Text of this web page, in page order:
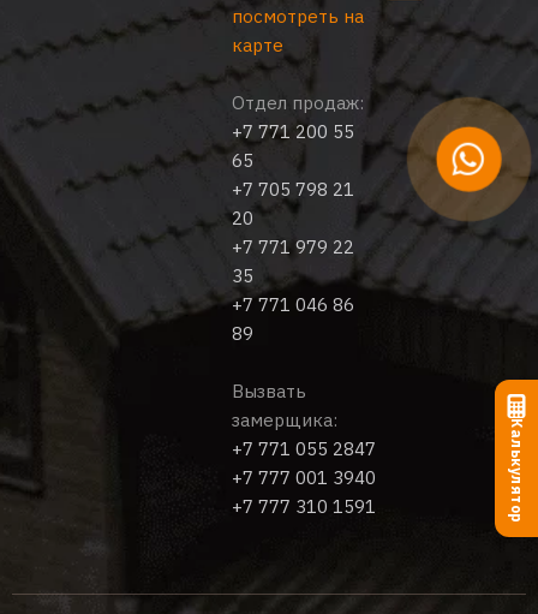
посмотреть на
карте
Отдел продаж:
+7 771 200 55
65
+7 705 798 21
20
+7 771 979 22
35
+7 771 046 86
89
Вызвать
замерщика:
+7 771 055 2847
+7 777 001 3940
+7 777 310 1591
Калькулятор